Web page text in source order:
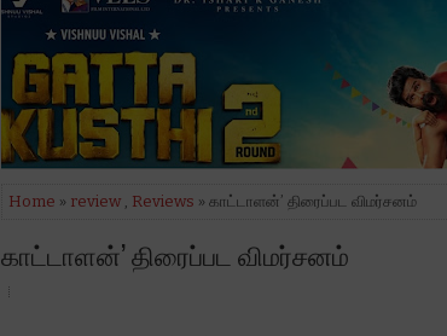
Home » review , Reviews » காட்டாளன்’ திரைப்பட விமர்சனம்
காட்டாளன்’ திரைப்பட விமர்சனம்